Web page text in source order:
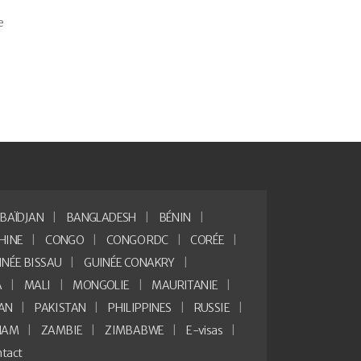
BANGLADESH
BÉNIN
CONGO CONGO RDC
CORÉE
BISSAU
GUINÉE CONAKRY
MALI MONGOLIE
MAURITANIE
PAKISTAN PHILIPPINES
RUSSIE
ZAMBIE ZIMBABWE
E-visas